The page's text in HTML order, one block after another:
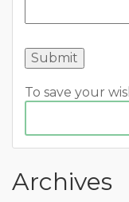
To save your
Archives